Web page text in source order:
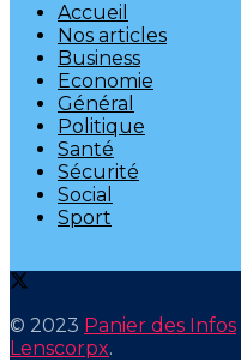
Accueil
Nos articles
Business
Economie
Général
Politique
Santé
Sécurité
Social
Sport
© 2023 Panier des Infos
Lenscorpx.